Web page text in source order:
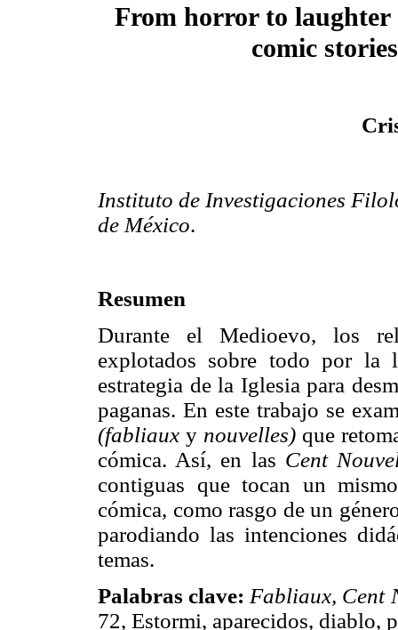
From horror to laughter
comic stories
Instituto de Investigaciones
de México.
Resumen
Durante el Medioevo, los
explotados sobre todo por la
estrategia de la Iglesia para
paganas. En este trabajo se
(fabliaux y nouvelles) que
cómica. Así, en las Cent
contiguas que tocan un
cómica, como rasgo de un
parodiando las intenciones
temas.
Palabras clave: Fabliaux, Cent
72, Estormi, aparecidos, diablo,